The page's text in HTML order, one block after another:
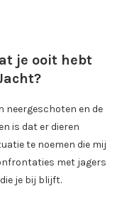
je ooit hebt
neergeschoten en de
is dat er dieren
te noemen die mij
met jagers
je bij blijft.